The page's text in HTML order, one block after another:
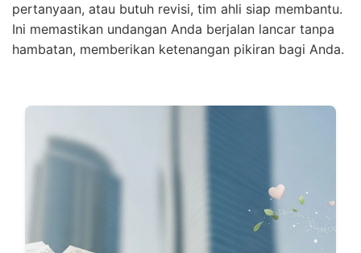
pertanyaan, atau butuh revisi, tim ahli siap membantu.
Ini memastikan undangan Anda berjalan lancar tanpa
hambatan, memberikan ketenangan pikiran bagi Anda.